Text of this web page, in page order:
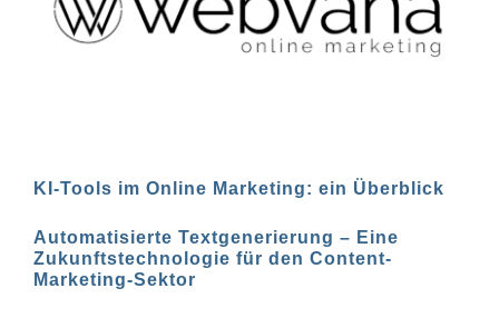
KI-Tools im Online Marketing: ein Überblick
Automatisierte Textgenerierung – Eine
Zukunftstechnologie für den Content-
Marketing-Sektor